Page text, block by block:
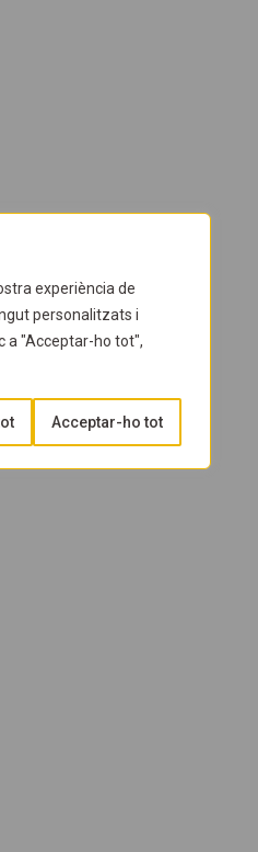
experiència de
personalitzats i
a "Acceptar-ho tot",
Acceptar-ho tot